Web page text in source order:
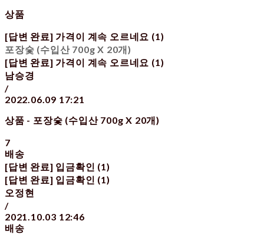
상품
[답변 완료] 가격이 계속 오르네요 (1)
포장숯 (수입산 700g X 20개)
[답변 완료] 가격이 계속 오르네요 (1)
남승경
/
2022.06.09 17:21
상품 - 포장숯 (수입산 700g X 20개)
7
배송
[답변 완료] 입금확인 (1)
[답변 완료] 입금확인 (1)
오정현
/
2021.10.03 12:46
배송